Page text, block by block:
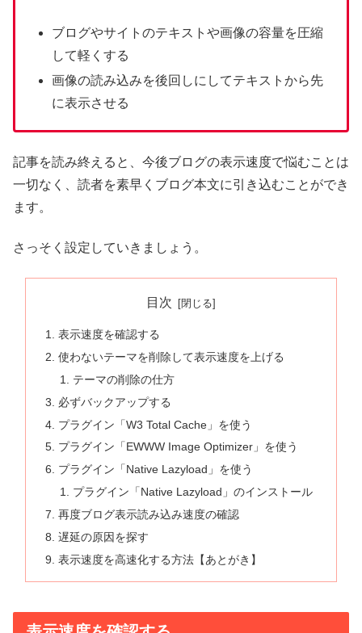
ブログやサイトのテキストや画像の容量を圧縮
して軽くする
画像の読み込みを後回しにしてテキストから先
に表示させる
記事を読み終えると、今後ブログの表示速度で悩むことは
一切なく、読者を素早くブログ本文に引き込むことができ
ます。
さっそく設定していきましょう。
目次
表示速度を確認する
使わないテーマを削除して表示速度を上げる
テーマの削除の仕方
必ずバックアップする
プラグイン「W3 Total Cache」を使う
プラグイン「EWWW Image Optimizer」を使う
プラグイン「Native Lazyload」を使う
プラグイン「Native Lazyload」のインストール
再度ブログ表示読み込み速度の確認
遅延の原因を探す
表示速度を高速化する方法【あとがき】